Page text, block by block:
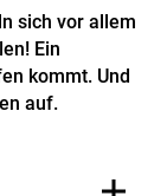
sich vor allem
Ein
kommt. Und
auf.